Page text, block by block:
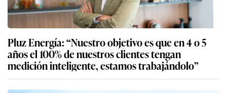
Pluz Energía: “Nuestro objetivo es que en 4 o 5
años el 100% de nuestros clientes tengan
medición inteligente, estamos trabajándolo”